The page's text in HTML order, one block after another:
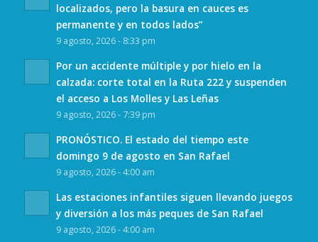
localizados, pero la basura en cauces es
permanente y en todos lados”
9 agosto, 2026 - 8:33 pm
Por un accidente múltiple y por hielo en la
calzada: corte total en la Ruta 222 y suspenden
el acceso a Los Molles y Las Leñas
9 agosto, 2026 - 7:39 pm
PRONÓSTICO. El estado del tiempo este
domingo 9 de agosto en San Rafael
9 agosto, 2026 - 4:00 am
Las estaciones infantiles siguen llevando juegos
y diversión a los más peques de San Rafael
9 agosto, 2026 - 4:00 am